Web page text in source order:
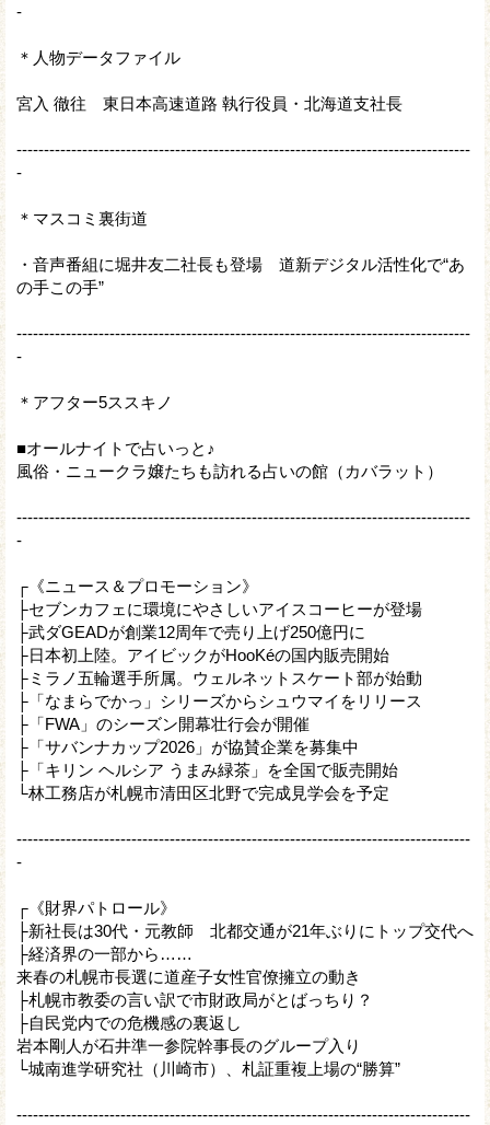
-
＊人物データファイル
宮入 徹往 東日本高速道路 執行役員・北海道支社長
-----------------------------------------------------------------------------------
-
＊マスコミ裏街道
・音声番組に堀井友二社長も登場 道新デジタル活性化で“あ
の手この手”
-----------------------------------------------------------------------------------
-
＊アフター5ススキノ
■オールナイトで占いっと♪
風俗・ニュークラ嬢たちも訪れる占いの館（カバラット）
-----------------------------------------------------------------------------------
-
┌《ニュース＆プロモーション》
├セブンカフェに環境にやさしいアイスコーヒーが登場
├武ダGEADが創業12周年で売り上げ250億円に
├日本初上陸。アイビックがHooKéの国内販売開始
├ミラノ五輪選手所属。ウェルネットスケート部が始動
├「なまらでかっ」シリーズからシュウマイをリリース
├「FWA」のシーズン開幕壮行会が開催
├「サバンナカップ2026」が協賛企業を募集中
├「キリン ヘルシア うまみ緑茶」を全国で販売開始
└林工務店が札幌市清田区北野で完成見学会を予定
-----------------------------------------------------------------------------------
-
┌《財界パトロール》
├新社長は30代・元教師 北都交通が21年ぶりにトップ交代へ
├経済界の一部から……
来春の札幌市長選に道産子女性官僚擁立の動き
├札幌市教委の言い訳で市財政局がとばっちり？
├自民党内での危機感の裏返し
岩本剛人が石井準一参院幹事長のグループ入り
└城南進学研究社（川崎市）、札証重複上場の“勝算”
-----------------------------------------------------------------------------------